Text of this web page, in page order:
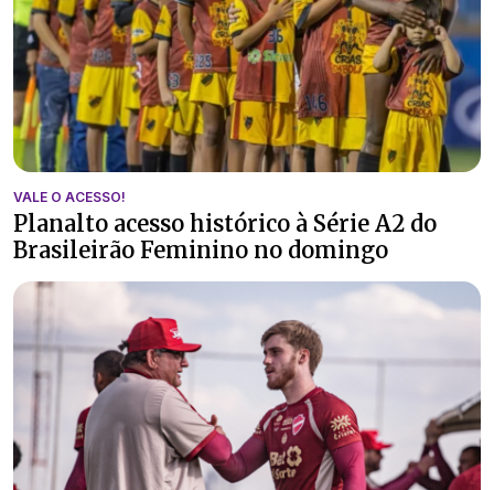
VALE O ACESSO!
Planalto acesso histórico à Série A2 do
Brasileirão Feminino no domingo